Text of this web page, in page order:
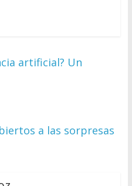
artificial? Un
a las sorpresas